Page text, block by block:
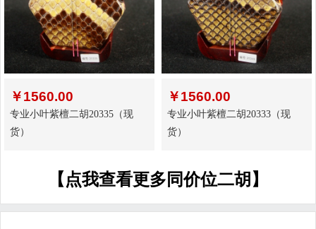
￥1560.00
专业小叶紫檀二胡20335（现
货）
￥1560.00
专业小叶紫檀二胡20333（现
货）
【点我查看更多同价位二胡】